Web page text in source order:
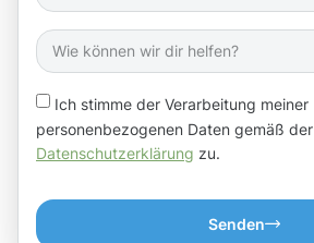
Ich stimme der Verarbeitung meiner
personenbezogenen Daten gemäß der
Datenschutzerklärung zu.
Senden